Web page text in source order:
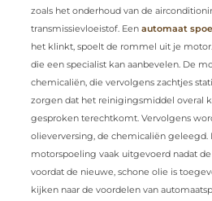
zoals het onderhoud van de
transmissievloeistof. Eenautomaat
het klinkt, spoelt de rommel uit je
die een specialist kan aanbevelen. De
chemicaliën, die vervolgens zachtjes
zorgen dat het reinigingsmiddel overal
gesproken terechtkomt. Vervolgens
olieverversing, de chemicaliën
motorspoeling vaak uitgevoerd nadat
voordat de nieuwe, schone olie is
kijken naar de voordelen van